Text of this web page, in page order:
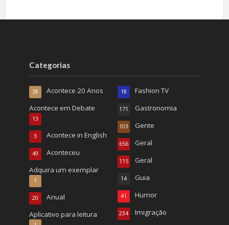
Categorias
Acontece 20 Anos
38
Acontece em Debate
13
Acontece in English
3
Aconteceu
49
Adquira um exemplar
1
Anual
20
Aplicativo para leitura
Fashion TV
18
Gastronomia
171
Gente
103
Geral
656
Geral
115
Guia
14
Humor
41
Imigração
234